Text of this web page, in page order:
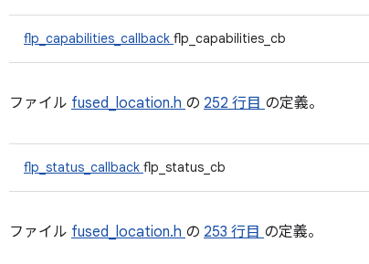
flp_capabilities_callback flp_capabilities_cb
ファイル fused_location.h の 252 行目 の定義。
flp_status_callback flp_status_cb
ファイル fused_location.h の 253 行目 の定義。